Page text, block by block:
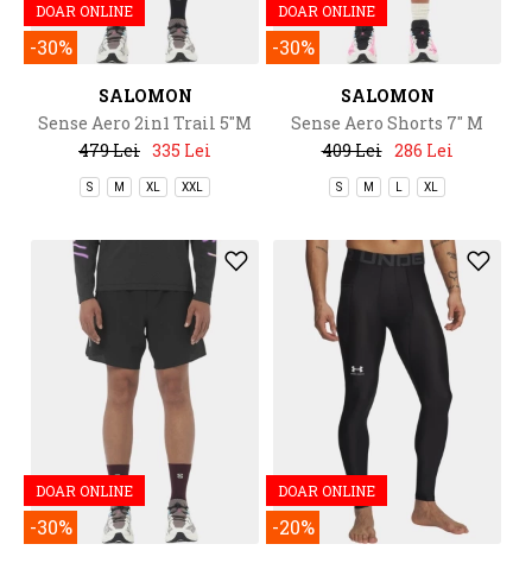
DOAR ONLINE
-30%
SALOMON
Sense Aero 2in1 Trail 5"M
479 Lei 335 Lei
S M XL XXL
DOAR ONLINE
-30%
SALOMON
Sense Aero Shorts 7" M
409 Lei 286 Lei
S M XL
DOAR ONLINE
-30%
DOAR ONLINE
-20%